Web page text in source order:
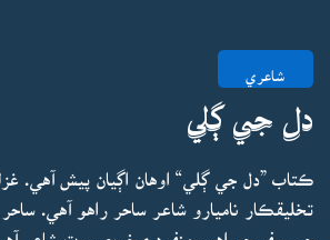
شاعري
دل جي ڳلي
ڪتاب ”دل جي ڳلي“ اوهان اڳيان پيش آهي.
تخليقڪار ناميارو شاعر ساحر راهو آهي.
جي سفر جو اهم، منفرد ۽ خوبصورت شاعر